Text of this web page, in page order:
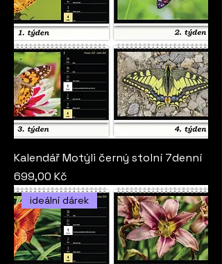
Kalendář Motýli černý stolní 7denní
Cena
699,00 Kč
ideální dárek